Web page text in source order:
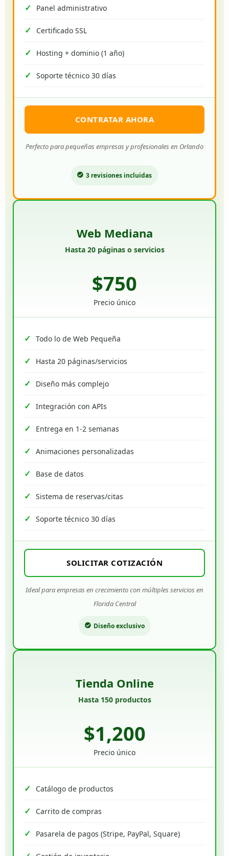
Panel administrativo
Certificado SSL
Hosting + dominio (1 año)
Soporte técnico 30 días
CONTRATAR AHORA
Perfecto para pequeñas empresas y profesionales en Orlando
3 revisiones incluidas
Web Mediana
Hasta 20 páginas o servicios
$750
Precio único
Todo lo de Web Pequeña
Hasta 20 páginas/servicios
Diseño más complejo
Integración con APIs
Entrega en 1-2 semanas
Animaciones personalizadas
Base de datos
Sistema de reservas/citas
Soporte técnico 30 días
SOLICITAR COTIZACIÓN
Ideal para empresas en crecimiento con múltiples servicios en
Florida Central
Diseño exclusivo
Tienda Online
Hasta 150 productos
$1,200
Precio único
Catálogo de productos
Carrito de compras
Pasarela de pagos (Stripe, PayPal, Square)